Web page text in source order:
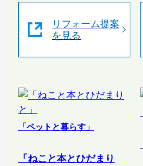
リフォーム提案
を見る
「ペットと暮らす」
「ねこと本とひだまり